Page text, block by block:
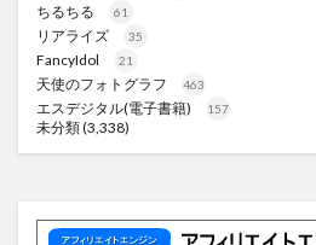
ちるちる 61
リアライズ 35
FancyIdol 21
天使のフォトグラフ 463
エスデジタル(電子書籍) 157
未分類(3,338)